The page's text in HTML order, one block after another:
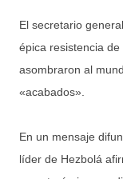
El secretario general de Hezbolá, Sheij Qassem, elogió la
épica resistencia
asombraron al
«acabados».
En un mensaje
líder de Hezbolá